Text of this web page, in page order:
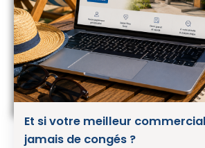
Et si votre meilleur
jamais de congés ?